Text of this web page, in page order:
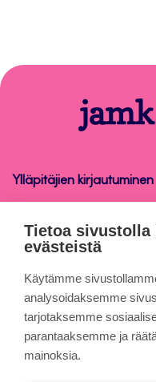
Peppi-
ohjeet
Ylläpitäjien kirjautuminen
Peppi-ohjeet
Tietoa sivuista
Evästeet
Saavutettavuusseloste
Tietoa sivustolla
evästeistä
Käytämme
analysoidaksemme
tarjotaksemme
parantaaksemme ja
mainoksia.